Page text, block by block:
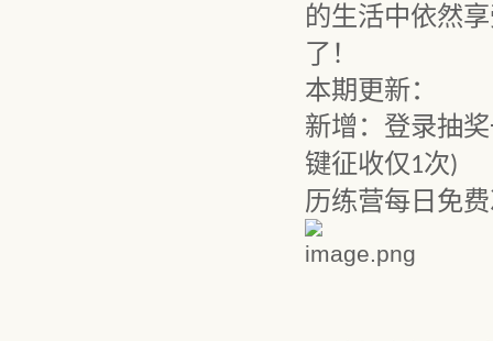
的生活中依然
了 ！
本期更新：
新增：登录抽
键征收仅1次)
历练营每日免